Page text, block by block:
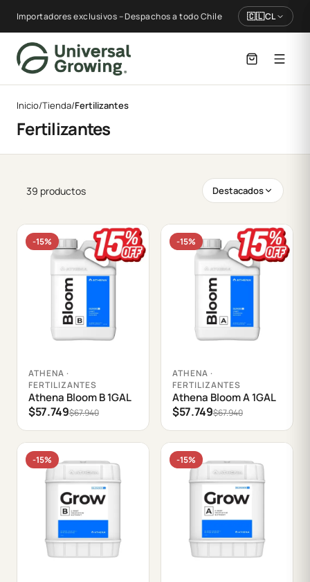
Importadores exclusivos – Despachos a todo Chile 🇨🇱CL
Inicio/Tienda/Fertilizantes
Fertilizantes
39 productos Destacados
-15%
Agregar al carrito
ATHENA ·
FERTILIZANTES
Athena Bloom B 1GAL
$57.749$67.940
-15%
Agregar al carrito
ATHENA ·
FERTILIZANTES
Athena Bloom A 1GAL
$57.749$67.940
-15% -15%